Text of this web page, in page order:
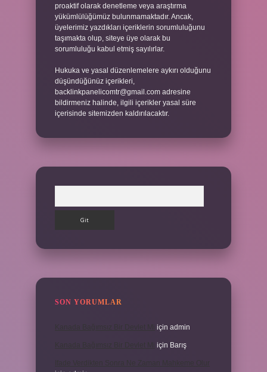
proaktif olarak denetleme veya araştırma
yükümlülüğümüz bulunmamaktadır. Ancak,
üyelerimiz yazdıkları içeriklerin sorumluluğunu
taşımakta olup, siteye üye olarak bu
sorumluluğu kabul etmiş sayılırlar.
Hukuka ve yasal düzenlemelere aykırı olduğunu
düşündüğünüz içerikleri,
backlinkpanelicomtr@gmail.com adresine
bildirmeniz halinde, ilgili içerikler yasal süre
içerisinde sitemizden kaldırılacaktır.
SON YORUMLAR
için admin
için Barış